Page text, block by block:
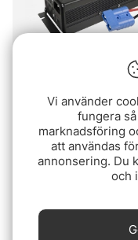
Rebelcell Charger
12.6V20A Li-ion for
Outdoorbox 12.70
1699 kr
Vi använder
fungera
marknadsföring
att användas
annonsering. Du
och